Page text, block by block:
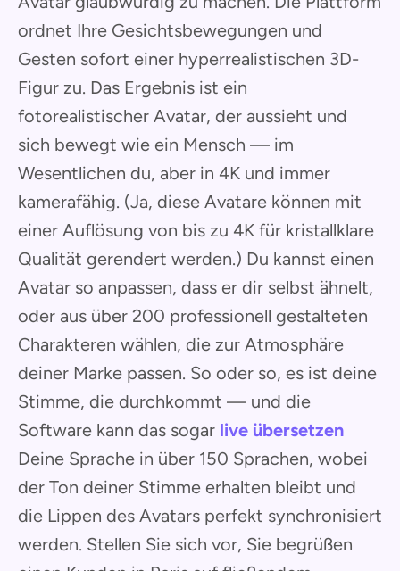
ordnet Ihre Gesichtsbewegungen und
Gesten sofort einer hyperrealistischen 3D-
Figur zu. Das Ergebnis ist ein
fotorealistischer Avatar, der aussieht und
sich bewegt wie ein Mensch — im
Wesentlichen du, aber in 4K und immer
kamerafähig. (Ja, diese Avatare können mit
einer Auflösung von bis zu 4K für kristallklare
Qualität gerendert werden.) Du kannst einen
Avatar so anpassen, dass er dir selbst ähnelt,
oder aus über 200 professionell gestalteten
Charakteren wählen, die zur Atmosphäre
deiner Marke passen. So oder so, es ist deine
Stimme, die durchkommt — und die
Software kann das sogar live übersetzen
Deine Sprache in über 150 Sprachen, wobei
der Ton deiner Stimme erhalten bleibt und
die Lippen des Avatars perfekt synchronisiert
werden. Stellen Sie sich vor, Sie begrüßen